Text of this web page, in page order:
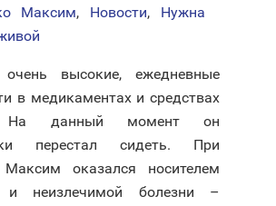
Максим, Новости, Нужна
высокие, ежедневные
в медикаментах и средствах
На данный момент он
перестал сидеть. При
оказался носителем
и неизлечимой болезни –